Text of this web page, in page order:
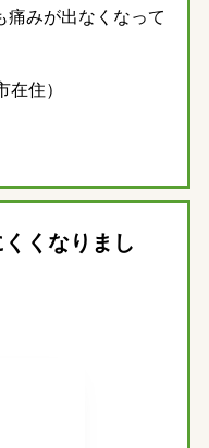
痛みが出なくなって
住）
くくなりまし